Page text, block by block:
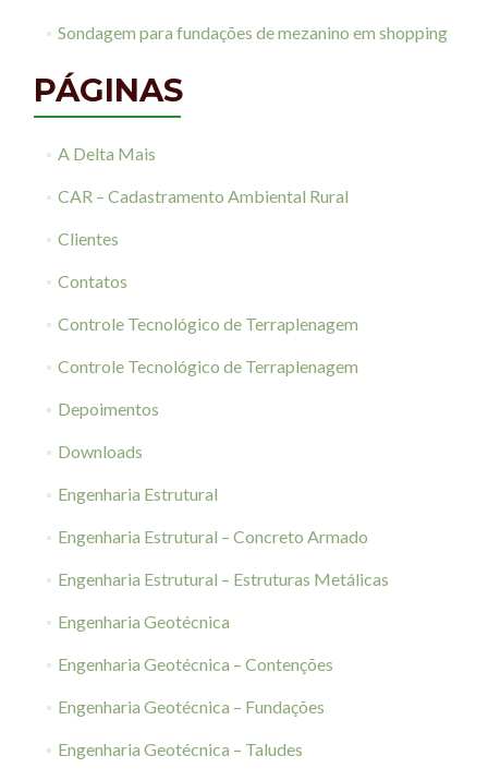
Sondagem para fundações de mezanino em shopping
PÁGINAS
A Delta Mais
CAR – Cadastramento Ambiental Rural
Clientes
Contatos
Controle Tecnológico de Terraplenagem
Controle Tecnológico de Terraplenagem
Depoimentos
Downloads
Engenharia Estrutural
Engenharia Estrutural – Concreto Armado
Engenharia Estrutural – Estruturas Metálicas
Engenharia Geotécnica
Engenharia Geotécnica – Contenções
Engenharia Geotécnica – Fundações
Engenharia Geotécnica – Taludes